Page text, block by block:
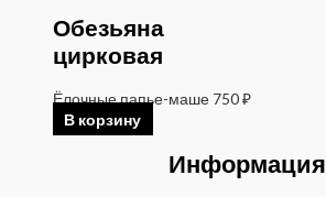
Обезьяна
цирковая
Ёлочные папье-маше 750₽
В корзину
Информация